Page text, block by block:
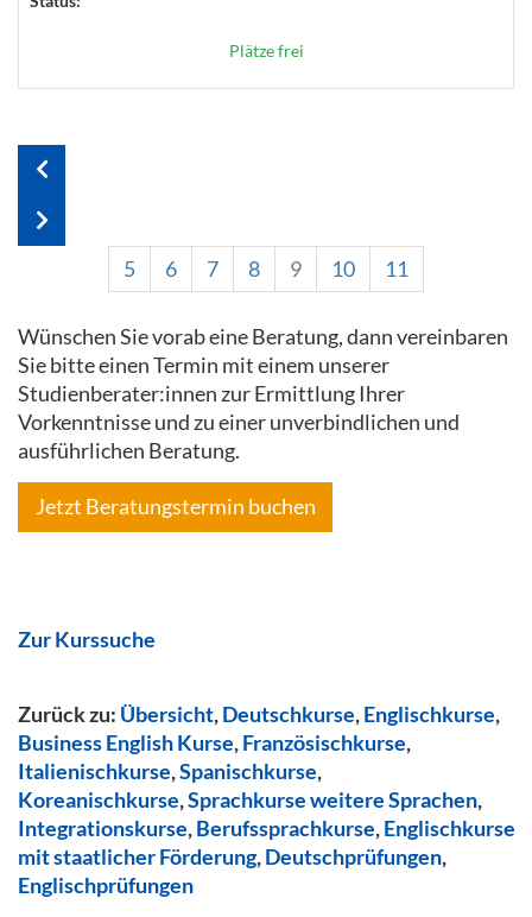
Plätze frei
5 6 7 8 9 10 11
Wünschen Sie vorab eine Beratung, dann vereinbaren
Sie bitte einen Termin mit einem unserer
Studienberater:innen zur Ermittlung Ihrer
Vorkenntnisse und zu einer unverbindlichen und
ausführlichen Beratung.
Jetzt Beratungstermin buchen
Zur Kurssuche
Zurück zu: Übersicht,Deutschkurse,Englischkurse,
Business English Kurse,Französischkurse,
Italienischkurse,Spanischkurse,
Koreanischkurse,Sprachkurse weitere Sprachen,
Integrationskurse,Berufssprachkurse,Englischkurse
mit staatlicher Förderung,Deutschprüfungen,
Englischprüfungen